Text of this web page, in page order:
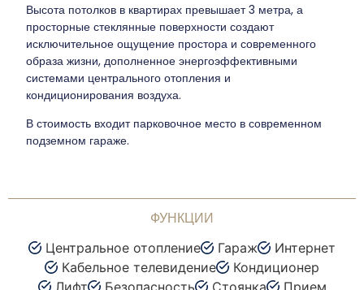
Высота потолков в квартирах превышает 3 метра, а
просторные стеклянные поверхности создают
исключительное ощущение простора и современного
образа жизни, дополненное энергоэффективными
системами центрального отопления и
кондиционирования воздуха.
В стоимость входит парковочное место в современном
подземном гараже.
ФУНКЦИИ
Центральное отопление Гараж
Интернет
Кабельное телевидение
Кондиционер
Лифт
Безопасность Стоянка Прием